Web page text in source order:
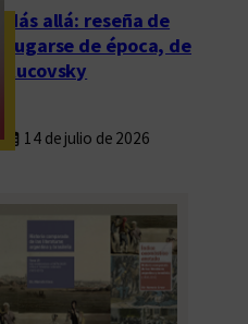
Más allá: reseña de
Fugarse de época, de
Rucovsky
14 de julio de 2026